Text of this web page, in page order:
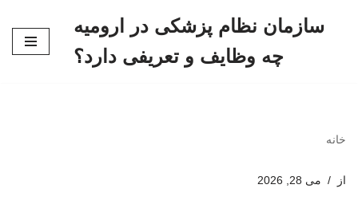
سازمان نظام پزشکی در ارومیه
چه وظایف و تعریفی دارد؟
خانه
از می 28, 2026